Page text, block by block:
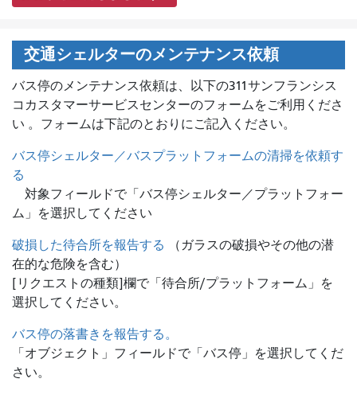
交通シェルターのメンテナンス依頼
バス停のメンテナンス依頼は、 以下の311サンフランシス
コカスタマーサービスセンターのフォームをご利用くださ
い 。フォームは下記のとおりにご記入ください。
バス停シェルター／バスプラットフォームの清掃を依頼す
る
対象フィールドで「バス停シェルター／プラットフォー
ム」を選択してください
破損した待合所を報告する
（ガラスの破損やその他の潜
在的な危険を含む）
[リクエストの種類]欄で「待合所/プラットフォーム」を
選択してください。
バス停の落書きを報告する。
「オブジェクト」フィールドで「バス停」を選択してくだ
さい。